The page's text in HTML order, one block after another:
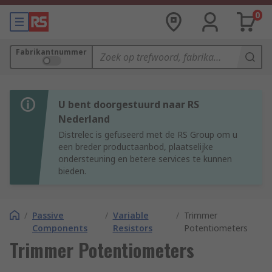
0
Fabrikantnummer
U bent doorgestuurd naar RS
Nederland
Distrelec is gefuseerd met de RS Group om u
een breder productaanbod, plaatselijke
ondersteuning en betere services te kunnen
bieden.
/ Passive
Components
/ Variable
Resistors
/ Trimmer
Potentiometers
Trimmer Potentiometers